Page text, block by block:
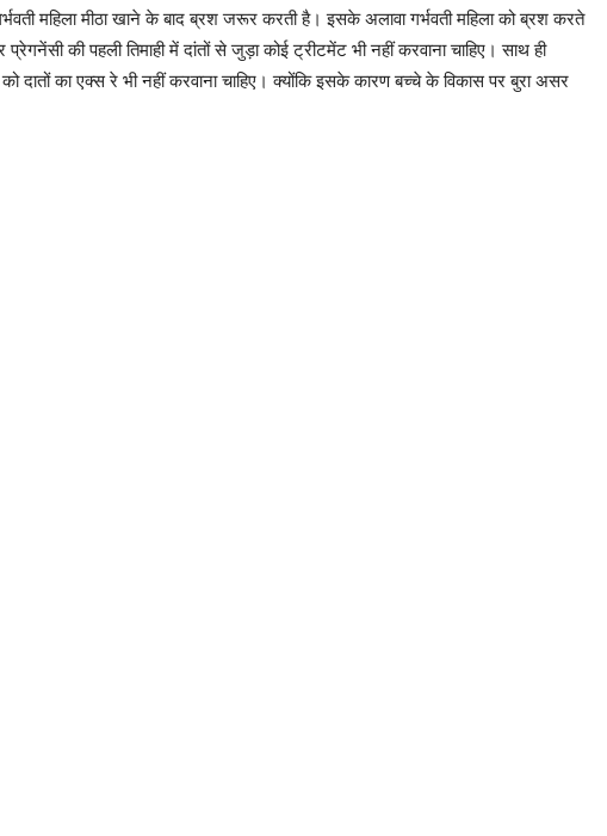
महिला मीठा खाने के बाद ब्रश जरूर करती है। इसके अलावा गर्भवती महिला को ब्रश करते
की पहली तिमाही में दांतों से जुड़ा कोई ट्रीटमेंट भी नहीं करवाना चाहिए। साथ ही
को दातों का एक्स रे भी नहीं करवाना चाहिए। क्योंकि इसके कारण बच्चे के विकास पर बुरा असर